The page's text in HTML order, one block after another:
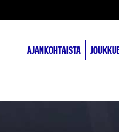
AJANKOHTAISTA